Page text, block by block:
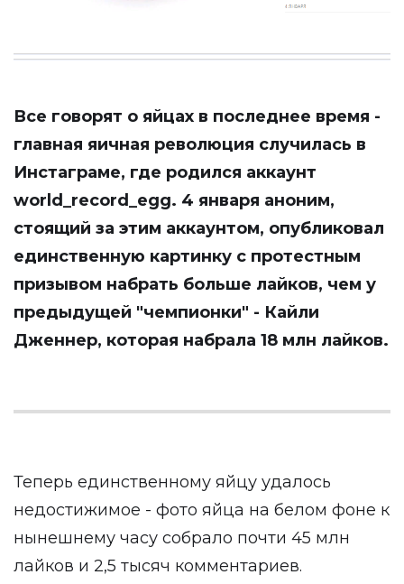
Все говорят о яйцах в последнее время -
главная яичная революция случилась в
Инстаграме, где родился аккаунт
world_record_egg. 4 января аноним,
стоящий за этим аккаунтом, опубликовал
единственную картинку с протестным
призывом набрать больше лайков, чем у
предыдущей "чемпионки" - Кайли
Дженнер, которая набрала 18 млн лайков.
Теперь единственному яйцу удалось
недостижимое - фото яйца на белом фоне к
нынешнему часу собрало почти 45 млн
лайков и 2,5 тысяч комментариев.